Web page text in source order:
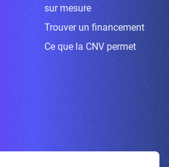
sur mesure
Trouver un financement
Ce que la CNV permet